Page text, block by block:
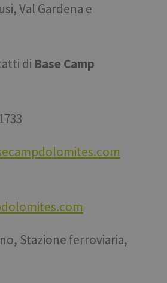
Val Gardena e
di Base Camp
Stazione ferroviaria,